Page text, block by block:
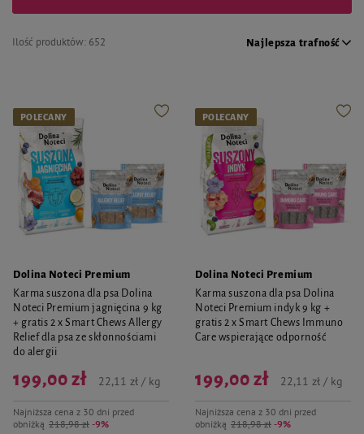
Ilość produktów: 652 Najlepsza trafność
POLECANY
Dolina Noteci Premium
Karma suszona dla psa Dolina
Noteci Premium jagnięcina 9 kg
+ gratis 2 x Smart Chews Allergy
Relief dla psa ze skłonnościami
do alergii
Najniższa cena z 30 dni przed
obniżką 218,98 zł -9%
199,00 zł 22,11 zł / kg
POLECANY
Dolina Noteci Premium
Karma suszona dla psa Dolina
Noteci Premium indyk 9 kg +
gratis 2 x Smart Chews Immuno
Care wspierające odporność
Najniższa cena z 30 dni przed
obniżką 218,98 zł -9%
199,00 zł 22,11 zł / kg